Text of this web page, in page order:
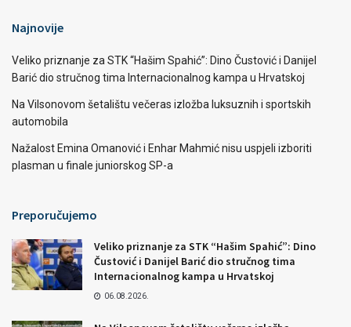
Najnovije
Veliko priznanje za STK “Hašim Spahić”: Dino Čustović i Danijel
Barić dio stručnog tima Internacionalnog kampa u Hrvatskoj
Na Vilsonovom šetalištu večeras izložba luksuznih i sportskih
automobila
Nažalost Emina Omanović i Enhar Mahmić nisu uspjeli izboriti
plasman u finale juniorskog SP-a
Preporučujemo
Veliko priznanje za STK “Hašim Spahić”: Dino
Čustović i Danijel Barić dio stručnog tima
Internacionalnog kampa u Hrvatskoj
06.08.2026.